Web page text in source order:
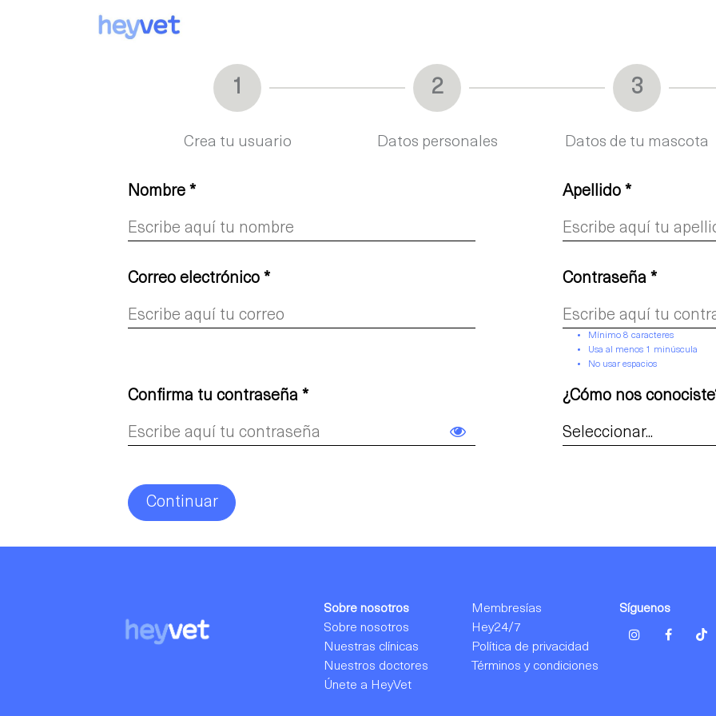
1
Crea tu usuario
2
Datos personales
3
Datos de tu mascota
Nombre * Apellido *
Correo electrónico * Contraseña *
Mínimo 8 caracteres
Usa al menos 1 minúscula
No usar espacios
Confirma tu contraseña * ¿Cómo nos
Continuar
Membresías
Hey24/7
Política de privacidad
Términos y condiciones
Sobre nosotros
Sobre nosotros
Nuestras clínicas
Nuestros doctores
Únete a HeyVet
Síguenos